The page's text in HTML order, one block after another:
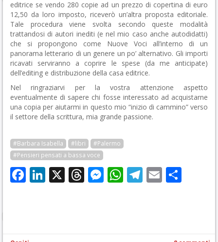
editrice se vendo 280 copie ad un prezzo di copertina di euro
12,50 da loro imposto, riceverò un’altra proposta editoriale.
Tale procedura viene svolta secondo queste modalità
trattandosi di autori inediti (e nel mio caso anche autodidatti)
che si propongono come Nuove Voci all’interno di un
panorama letterario di un genere un po’ alternativo. Gli importi
ricavati serviranno a coprire le spese (da me anticipate)
dell’editing e distribuzione della casa editrice.
Nel ringraziarvi per la vostra attenzione aspetto
eventualmente di sapere chi fosse interessato ad acquistarne
una copia per aiutarmi in questo mio “inizio di cammino” verso
il settore della scrittura, mia grande passione.
#Barbara Isabella #libri
#Palermo
#Pensieri pensati a bassa voce
Facebook
LinkedIn
X Threads
Messenger
WhatsApp
Telegram
Email